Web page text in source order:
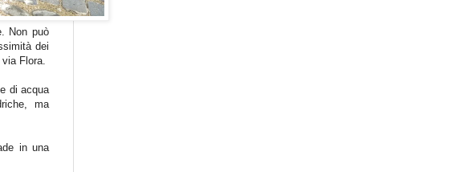
Non può
dei
Flora.
di acqua
ma
in una